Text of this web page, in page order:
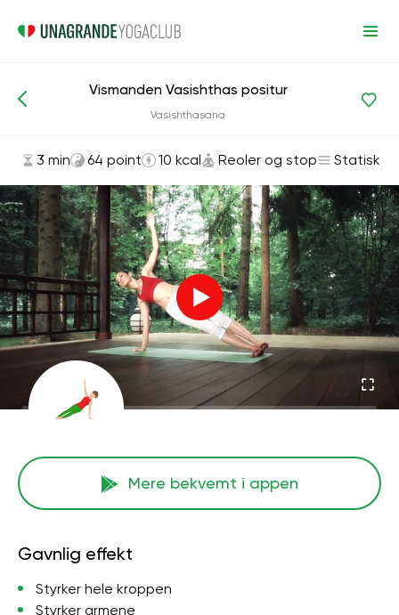
Reoler og stop
Vismanden Vasishthas positur
Vasishthasana
3 min 64 point 10 kcal Reoler og stop Statisk
Mere bekvemt i appen
Gavnlig effekt
Styrker hele kroppen
Styrker armene